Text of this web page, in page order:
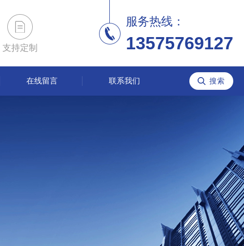
支持定制
服务热线：
13575769127
在线留言 联系我们